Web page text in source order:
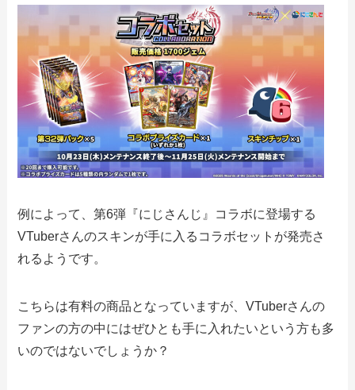
例によって、第6弾『にじさんじ』コラボに登場する
VTuberさんのスキンが手に入るコラボセットが発売さ
れるようです。
こちらは有料の商品となっていますが、VTuberさんの
ファンの方の中にはぜひとも手に入れたいという方も多
いのではないでしょうか？